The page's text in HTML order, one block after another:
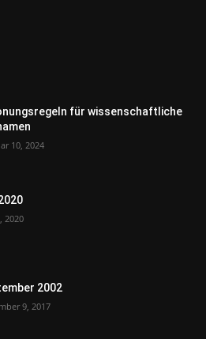
für wissenschaftliche
10, 2024
2020
2002
9, 2017